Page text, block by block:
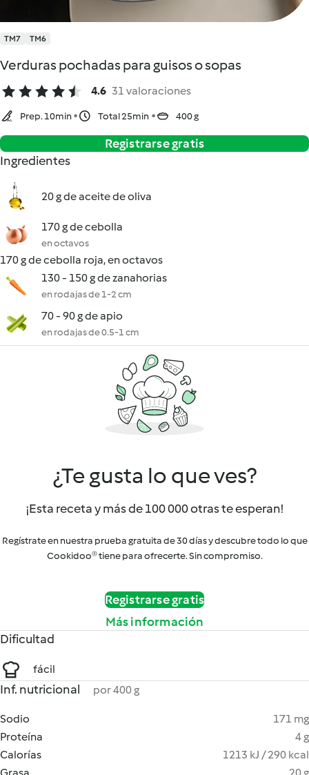
TM7 TM6
Verduras pochadas para guisos o sopas
4.6 31 valoraciones
Prep. 10min Total 25min 400 g
Registrarse gratis
Ingredientes
20 g de aceite de oliva
170 g de cebolla
en octavos
170 g de cebolla roja, en octavos
130 - 150 g de zanahorias
en rodajas de 1-2 cm
70 - 90 g de apio
en rodajas de 0.5-1 cm
¿Te gusta lo que ves?
¡Esta receta y más de 100 000 otras te esperan!
Regístrate en nuestra prueba gratuita de 30 días y descubre todo lo que
Cookidoo® tiene para ofrecerte. Sin compromiso.
Registrarse gratis
Más información
Dificultad
fácil
Inf. nutricional por 400 g
Sodio
171 mg
Proteína
4 g
Calorías
1213 kJ / 290 kcal